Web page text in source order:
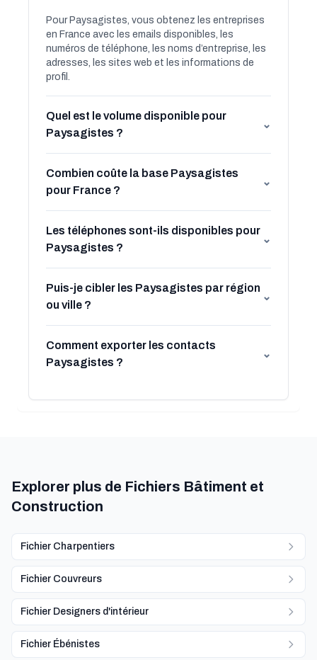
Pour Paysagistes, vous obtenez les entreprises
en France avec les emails disponibles, les
numéros de téléphone, les noms d’entreprise, les
adresses, les sites web et les informations de
profil.
Quel est le volume disponible pour
Paysagistes ?
⌄
Combien coûte la base Paysagistes
pour France ?
⌄
Les téléphones sont-ils disponibles pour
Paysagistes ?
⌄
Puis-je cibler les Paysagistes par région
ou ville ?
⌄
Comment exporter les contacts
Paysagistes ?
⌄
Explorer plus de Fichiers Bâtiment et
Construction
Fichier Charpentiers
Fichier Couvreurs
Fichier Designers d'intérieur
Fichier Ébénistes